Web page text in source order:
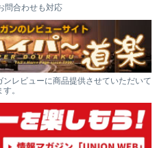
合わせも対応
レビューに商品提供させていただいて
。